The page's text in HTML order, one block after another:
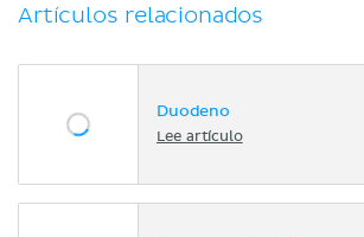
Artículos relacionados
Duodeno
Lee artículo